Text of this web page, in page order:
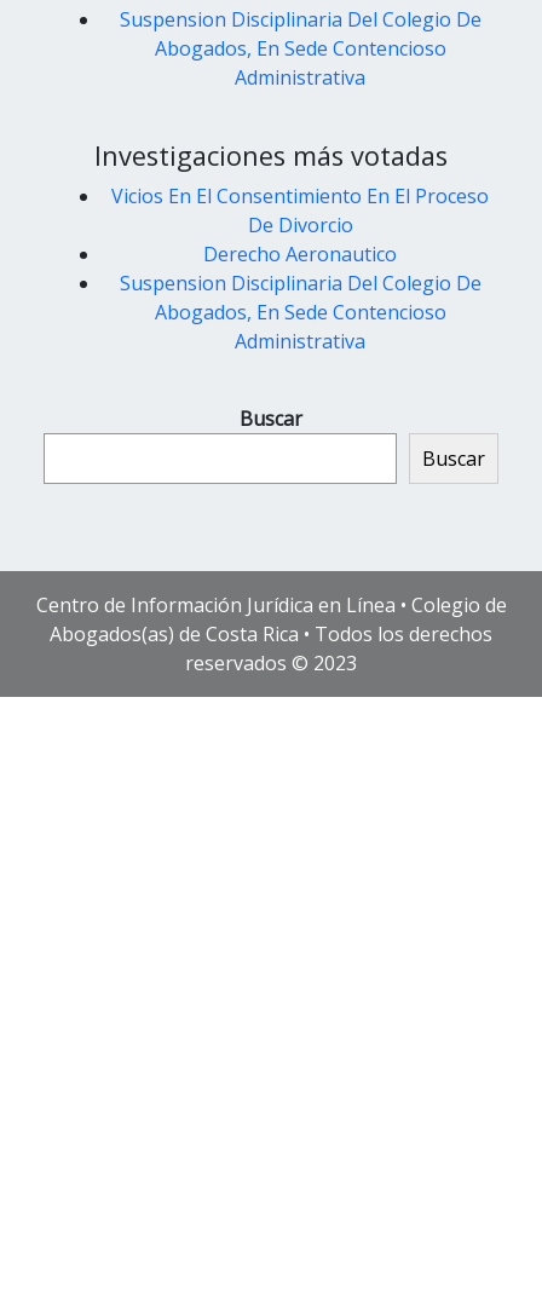
Suspension Disciplinaria Del Colegio De
Abogados, En Sede Contencioso
Administrativa
Investigaciones más votadas
Vicios En El Consentimiento En El Proceso
De Divorcio
Derecho Aeronautico
Suspension Disciplinaria Del Colegio De
Abogados, En Sede Contencioso
Administrativa
Buscar
Buscar
Centro de Información Jurídica en Línea • Colegio de
Abogados(as) de Costa Rica • Todos los derechos
reservados © 2023